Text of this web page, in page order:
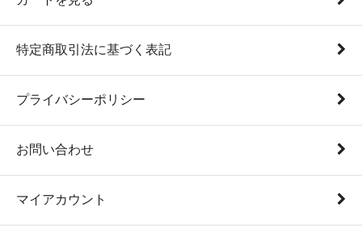
特定商取引法に基づく表記
プライバシーポリシー
お問い合わせ
マイアカウント